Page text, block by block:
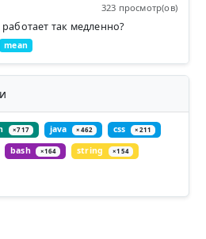
323 просмотр(ов)
так медленно?
mean
×717 java ×462 css ×211
bash ×164 string ×154